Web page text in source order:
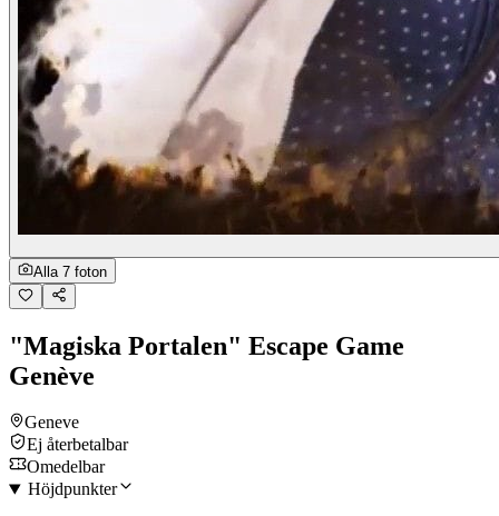
Alla 7 foton
"Magiska Portalen" Escape Game
Genève
Geneve
Ej återbetalbar
Omedelbar
Höjdpunkter